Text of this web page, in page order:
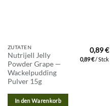
ZUTATEN
Nutrijell Jelly
Powder Grape —
Wackelpudding
Pulver 15g
0,89€
0,89€/Stck
In den Warenkorb